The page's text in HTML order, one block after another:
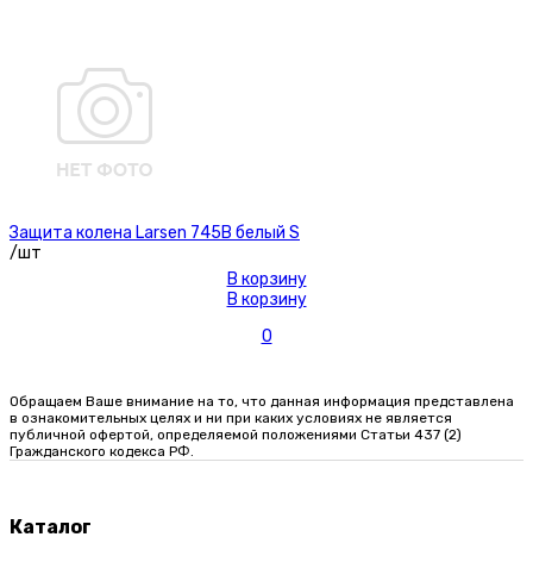
Защита колена Larsen 745В белый S
/шт
В корзину
В корзину
0
Обращаем Ваше внимание на то, что данная информация представлена
в ознакомительных целях и ни при каких условиях не является
публичной офертой, определяемой положениями Статьи 437 (2)
Гражданского кодекса РФ.
Каталог